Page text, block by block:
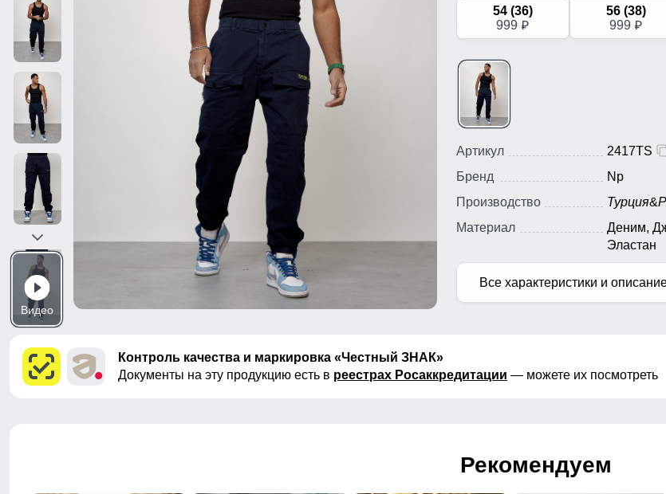
Видео
54 (36)
999 p
56 (38)
999 p
Артикул
2417TS
Бренд
Np
Производство
Турция&
Материал
Деним,
Эластан
Все характеристики и
Контроль качества и маркировка «Честный ЗНАК»
Документы на эту продукцию есть в реестрах Росаккредитации — можете их посмотреть
Рекомендуем